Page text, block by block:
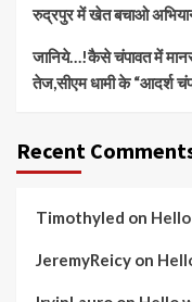
रुद्रपुर में खेत बचाओ
जानिये…!कैसे चंपावत में
तेज,सीएम धामी के “आदर्श
Recent
Timothyled on
JeremyReicy on